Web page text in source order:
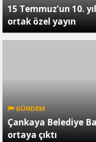
15 Temmuz’un 10.
ortak özel yayın
GÜNDEM
Çankaya Belediye
ortaya çıktı